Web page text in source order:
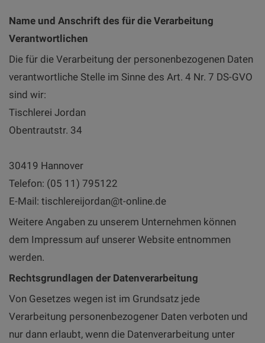
Name und Anschrift des für die Verarbeitung
Verantwortlichen
Die für die Verarbeitung der personenbezogenen Daten
verantwortliche Stelle im Sinne des Art. 4 Nr. 7 DS-GVO
sind wir:
Tischlerei Jordan
Obentrautstr. 34
30419 Hannover
Telefon: (05 11) 795122
E-Mail: tischlereijordan@t-online.de
Weitere Angaben zu unserem Unternehmen können
dem Impressum auf unserer Website entnommen
werden.
Rechtsgrundlagen der Datenverarbeitung
Von Gesetzes wegen ist im Grundsatz jede
Verarbeitung personenbezogener Daten verboten und
nur dann erlaubt, wenn die Datenverarbeitung unter